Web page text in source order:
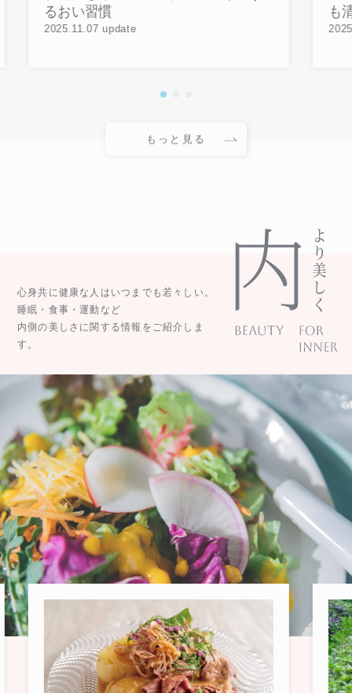
るおい習慣
2025.11.07 update
も
もっと見る
心身共に健康な人はいつまでも若々しい。
睡眠・食事・運動など
内側の美しさに関する情報をご紹介しま
す。